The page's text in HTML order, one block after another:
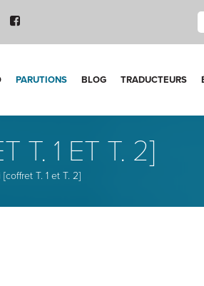
PARUTIONS BLOG TRADUCTEURS
T. 1 ET T. 2]
T. 1 et T. 2]